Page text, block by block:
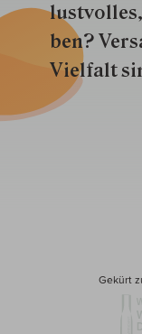
ben?
Vielfalt
Gekürt